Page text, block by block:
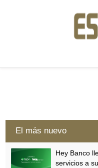
El más nuevo
Hey Banco
servicios a